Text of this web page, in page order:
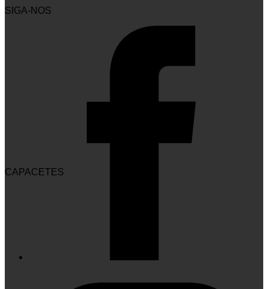
CAPACETES
SIGA-NOS